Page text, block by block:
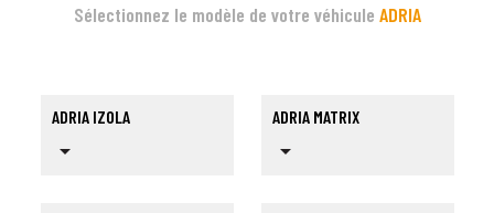
Sélectionnez le modèle de votre véhicule ADRIA
ADRIA IZOLA
arrow_drop_down
ADRIA MATRIX
arrow_drop_down